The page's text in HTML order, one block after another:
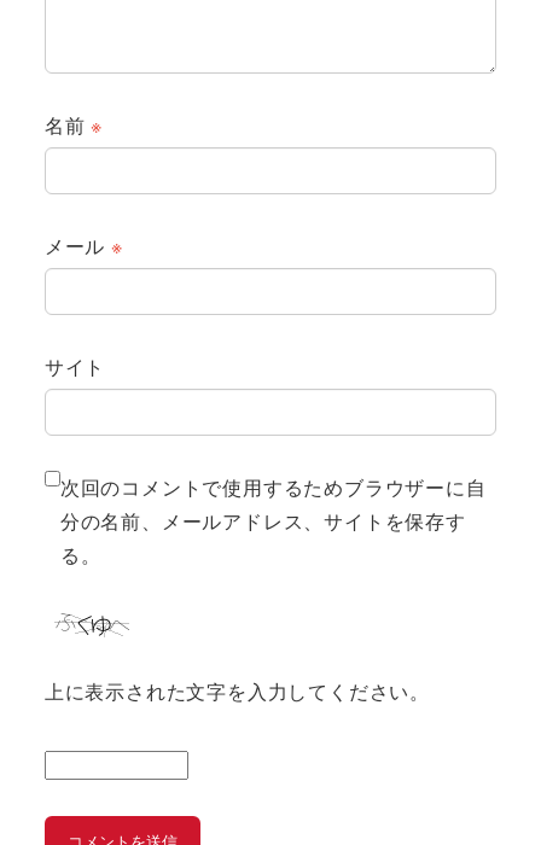
名前※
メール ※
サイト
次回のコメントで使用するためブラウザーに自
分の名前、メールアドレス、サイトを保存す
る。
上に表示された文字を入力してください。